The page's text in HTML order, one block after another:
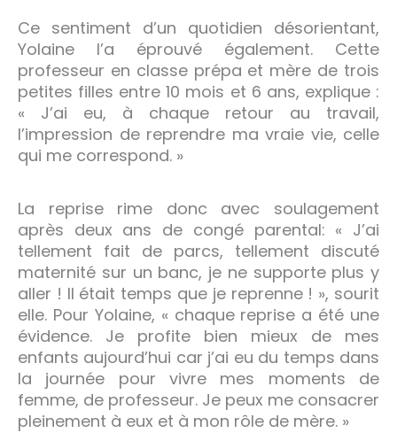
Ce sentiment d’un quotidien désorientant,
Yolaine l’a éprouvé également. Cette
professeur en classe prépa et mère de trois
petites filles entre 10 mois et 6 ans, explique :
« J’ai eu, à chaque retour au travail,
l’impression de reprendre ma vraie vie, celle
qui me correspond. »
La reprise rime donc avec soulagement
après deux ans de congé parental: « J’ai
tellement fait de parcs, tellement discuté
maternité sur un banc, je ne supporte plus y
aller ! Il était temps que je reprenne ! », sourit
elle. Pour Yolaine, « chaque reprise a été une
évidence. Je profite bien mieux de mes
enfants aujourd’hui car j’ai eu du temps dans
la journée pour vivre mes moments de
femme, de professeur. Je peux me consacrer
pleinement à eux et à mon rôle de mère. »